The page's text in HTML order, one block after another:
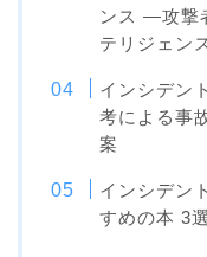
ンス ―攻撃
テリジェン
インシデン
考による事
案
インシデン
すめの本 3